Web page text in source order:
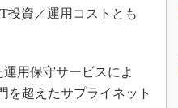
計・開発
投資／運用コストとも
用保守サービスによ
を超えたサプライネット